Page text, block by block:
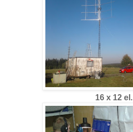
16 x 12 el.